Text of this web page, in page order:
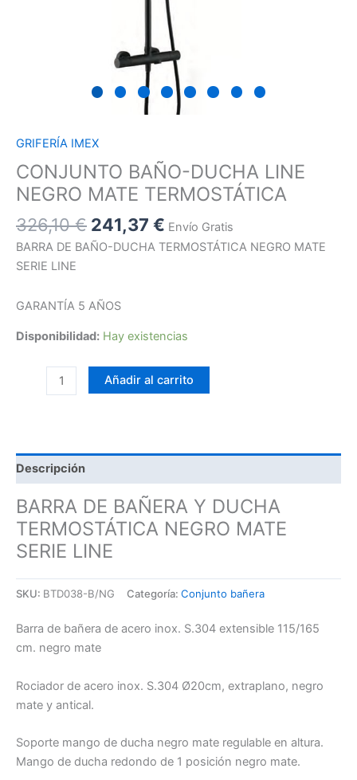
GRIFERÍA IMEX
CONJUNTO BAÑO-DUCHA LINE
NEGRO MATE TERMOSTÁTICA
326,10€ 241,37 € Envío Gratis
BARRA DE BAÑO-DUCHA TERMOSTÁTICA NEGRO MATE
SERIE LINE
GARANTÍA 5 AÑOS
Disponibilidad: Hay existencias
Añadir al carrito
Descripción
BARRA DE BAÑERA Y DUCHA
TERMOSTÁTICA NEGRO MATE
SERIE LINE
SKU: BTD038-B/NG Categoría: Conjunto bañera
Barra de bañera de acero inox. S.304 extensible 115/165
cm. negro mate
Rociador de acero inox. S.304 Ø20cm, extraplano, negro
mate y antical.
Soporte mango de ducha negro mate regulable en altura.
Mango de ducha redondo de 1 posición negro mate.